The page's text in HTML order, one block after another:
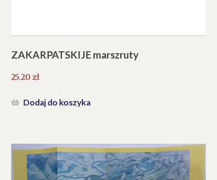
ZAKARPATSKIJE marszruty
25.20 zł
Dodaj do koszyka